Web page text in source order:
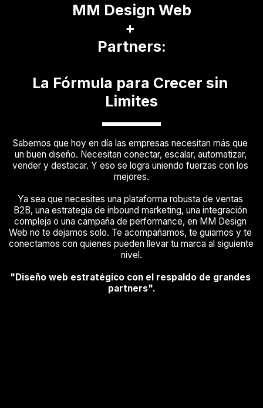
MM Design Web
+
Partners:
La Fórmula para Crecer sin
Limites
Sabemos que hoy en día las empresas necesitan más que
un buen diseño. Necesitan conectar, escalar, automatizar,
vender y destacar. Y eso se logra uniendo fuerzas con los
mejores.
Ya sea que necesites una plataforma robusta de ventas
B2B, una estrategia de inbound marketing, una integración
compleja o una campaña de performance, en MM Design
Web no te dejamos solo. Te acompañamos, te guiamos y te
conectamos con quienes pueden llevar tu marca al siguiente
nivel.
"Diseño web estratégico con el respaldo de grandes
partners".